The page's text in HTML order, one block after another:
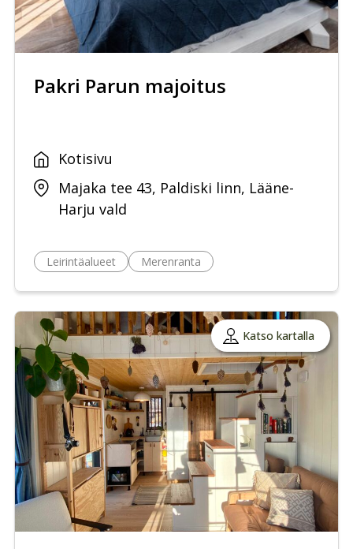
Pakri Parun majoitus
Kotisivu
Majaka tee 43, Paldiski linn, Lääne-
Harju vald
Leirintäalueet Merenranta
Katso kartalla